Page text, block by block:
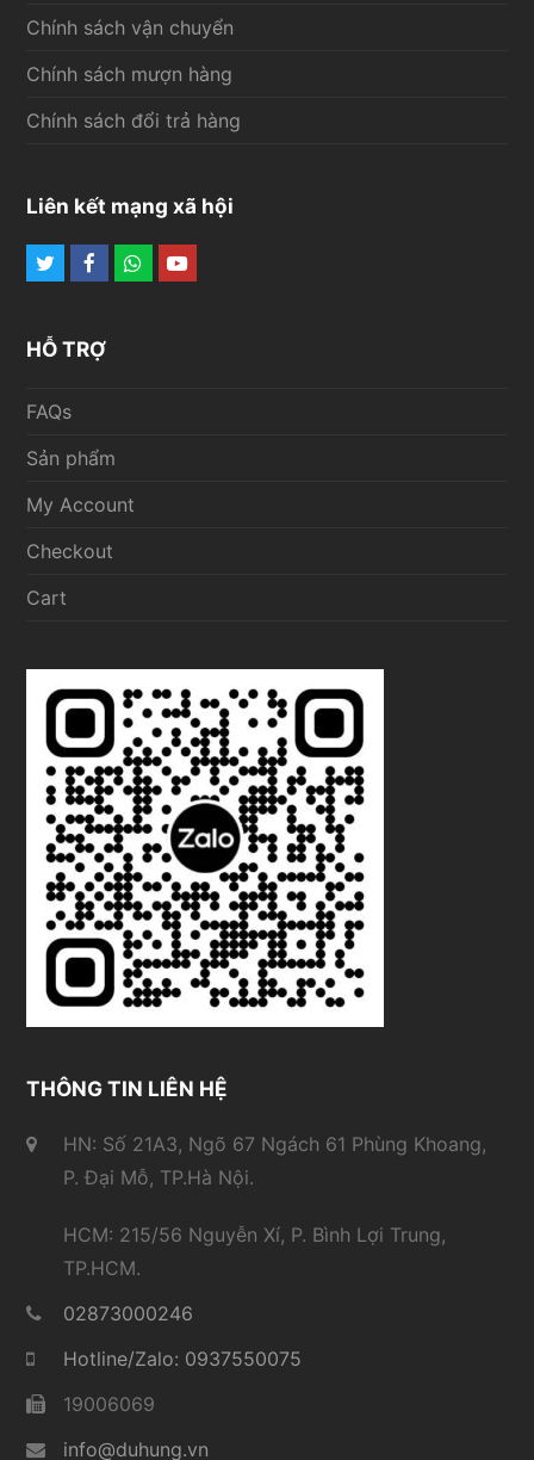
Chính sách vận chuyển
Chính sách mượn hàng
Chính sách đổi trả hàng
Liên kết mạng xã hội
TwitterFacebook
Whatsapp
Youtube
HỖ TRỢ
FAQs
Sản phẩm
My Account
Checkout
Cart
THÔNG TIN LIÊN HỆ
HN: Số 21A3, Ngõ 67 Ngách 61 Phùng Khoang,
P. Đại Mỗ, TP.Hà Nội.
HCM: 215/56 Nguyễn Xí, P. Bình Lợi Trung,
TP.HCM.
02873000246
Hotline/Zalo: 0937550075
19006069
info@duhung.vn